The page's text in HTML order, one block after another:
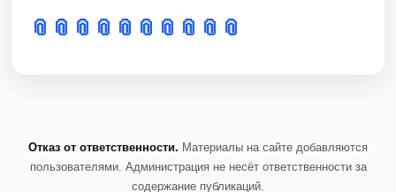
📎 📎 📎 📎 📎 📎 📎 📎 📎 📎
Отказ от ответственности. Материалы на сайте добавляются
пользователями. Администрация не несёт ответственности за
содержание публикаций.